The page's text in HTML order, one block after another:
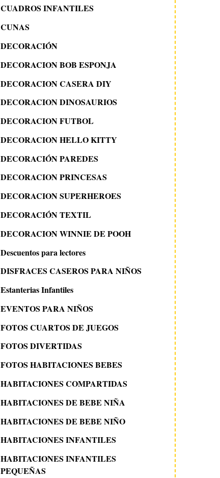
CUADROS INFANTILES
CUNAS
DECORACIÓN
DECORACION BOB ESPONJA
DECORACION CASERA DIY
DECORACION DINOSAURIOS
DECORACION FUTBOL
DECORACION HELLO KITTY
DECORACIÓN PAREDES
DECORACION PRINCESAS
DECORACION SUPERHEROES
DECORACIÓN TEXTIL
DECORACION WINNIE DE POOH
Descuentos para lectores
DISFRACES CASEROS PARA NIÑOS
Estanterias Infantiles
EVENTOS PARA NIÑOS
FOTOS CUARTOS DE JUEGOS
FOTOS DIVERTIDAS
FOTOS HABITACIONES BEBES
HABITACIONES COMPARTIDAS
HABITACIONES DE BEBE NIÑA
HABITACIONES DE BEBE NIÑO
HABITACIONES INFANTILES
HABITACIONES INFANTILES
PEQUEÑAS